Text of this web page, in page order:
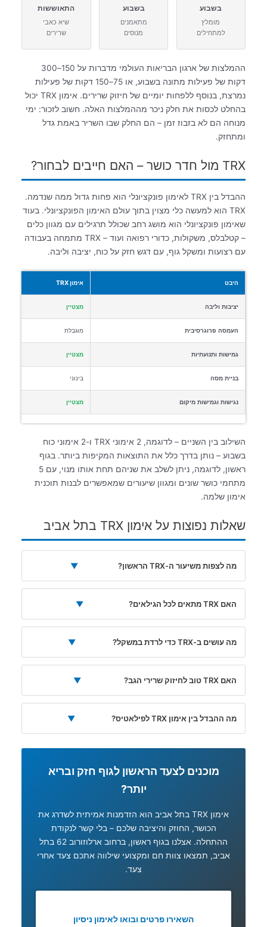
בשבוע
מומלץ
למתחילים
בשבוע
מתאמנים
מנוסים
התאוששות
שיא כאבי
שרירים
ההמלצות של ארגון הבריאות העולמי מדברות על 150–300
דקות של פעילות מתונה בשבוע, או 75–150 דקות של פעילות
נמרצת, בנוסף ללפחות יומיים של חיזוק שרירים. אימון TRX יכול
בהחלט לכסות את חלק ניכר מההמלצות האלה. חשוב לזכור: ימי
מנוחה הם לא בזבוז זמן – הם החלק שבו השריר באמת גדל
ומתחזק.
TRX מול חדר כושר – האם חייבים לבחור?
ההבדל בין TRX לאימון פונקציונלי הוא פחות גדול ממה שנדמה.
TRX הוא למעשה כלי מצוין בתוך עולם האימון הפונקציונלי. בעוד
שאימון פונקציונלי הוא מושג רחב שכולל תרגילים עם מגוון כלים
– קטלבלס, משקולות, כדורי רפואה ועוד – TRX מתמחה בעבודה
עם רצועות ומשקל גוף, עם דגש חזק על כוח, יציבה וליבה.
היבט אימון TRX
יציבות וליבה מצטיין
העמסה פרוגרסיבית מוגבלת
גמישות ותנועתיות מצטיין
בניית מסה בינוני
נגישות וגמישות מיקום מצטיין
השילוב בין השניים – לדוגמה, 2 אימוני TRX ו-2 אימוני כוח
בשבוע – נותן בדרך כלל את התוצאות המקיפות ביותר. בגוף
ראשון, לדוגמה, ניתן לשלב את שניהם תחת אותו מנוי, עם 5
מתחמי כושר שונים ומגוון שיעורים שמאפשרים לבנות תוכנית
אימון שלמה.
שאלות נפוצות על אימון TRX בתל אביב
מה לצפות משיעור ה-TRX הראשון? ▼
האם TRX מתאים לכל הגילאים? ▼
מה עושים ב-TRX כדי לרדת במשקל? ▼
האם TRX טוב לחיזוק שרירי הגב? ▼
מה ההבדל בין אימון TRX לפילאטיס? ▼
מוכנים לצעד הראשון לגוף חזק ובריא
יותר?
אימון TRX בתל אביב הוא הזדמנות אמיתית לשדרג את
הכושר, החוזק והיציבה שלכם – בלי קשר לנקודת
ההתחלה. אצלנו בגוף ראשון, ברחוב ארלוזורוב 62 בתל
אביב, תמצאו צוות חם ומקצועי שילווה אתכם צעד אחרי
צעד.
השאירו פרטים ובואו לאימון ניסיון